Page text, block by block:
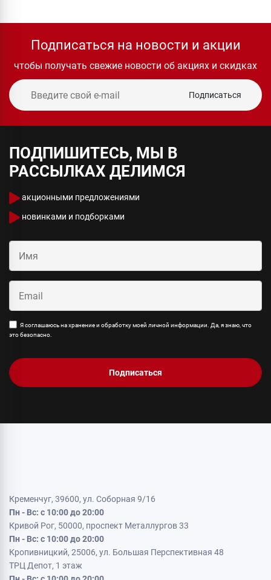
Подписаться на новости и акции
чтобы получать свежие новости об акциях и скидках
Подписаться
ПОДПИШИТЕСЬ, МЫ В
РАССЫЛКАХ ДЕЛИМСЯ
акционными предложениями
новинками и подборками
Я соглашаюсь на хранение и обработку моей личной информации. Да, я знаю, что
это безопасно.
Подписаться